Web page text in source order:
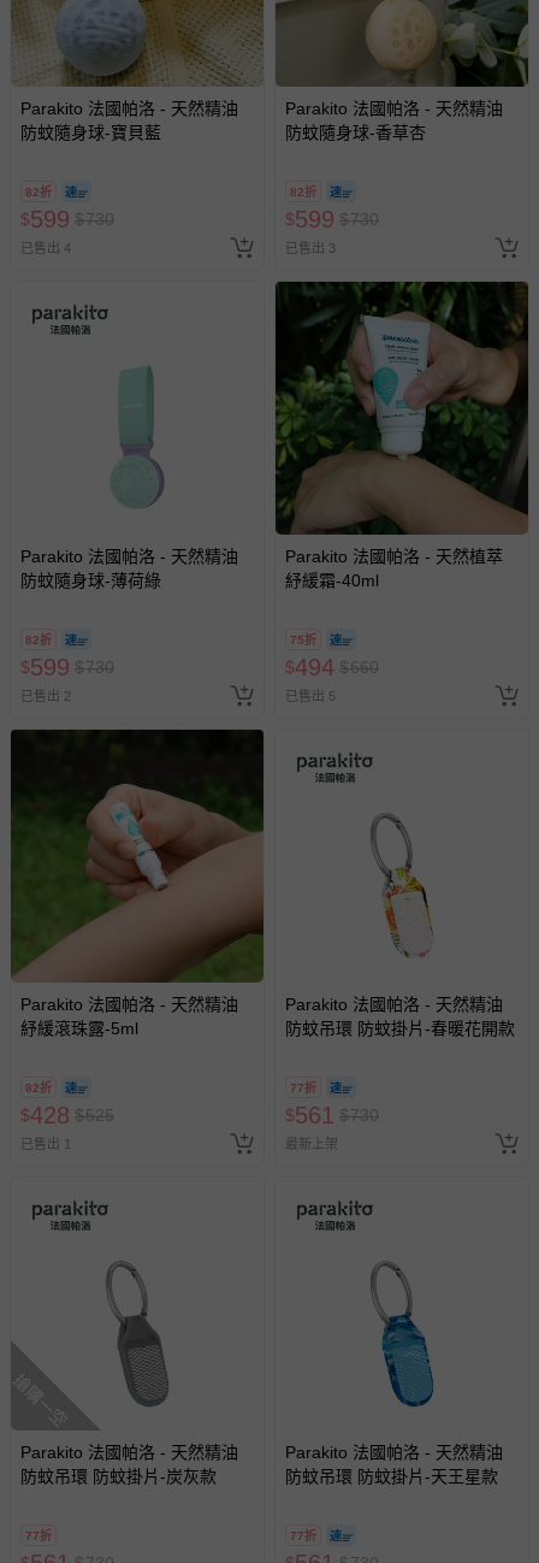
Parakito 法國帕洛 - 天然精油
防蚊隨身球-寶貝藍
82折
$599 $730
已售出 4
Parakito 法國帕洛 - 天然精油
防蚊隨身球-香草杏
82折
$599 $730
已售出 3
Parakito 法國帕洛 - 天然精油
防蚊隨身球-薄荷綠
82折
$599 $730
已售出 2
Parakito 法國帕洛 - 天然植萃
紓緩霜-40ml
75折
$494 $660
已售出 5
Parakito 法國帕洛 - 天然精油
紓緩滾珠露-5ml
82折
$428 $525
已售出 1
Parakito 法國帕洛 - 天然精油
防蚊吊環 防蚊掛片-春暖花開款
77折
$561 $730
最新上架
搶購一空
Parakito 法國帕洛 - 天然精油
防蚊吊環 防蚊掛片-炭灰款
77折
Parakito 法國帕洛 - 天然精油
防蚊吊環 防蚊掛片-天王星款
77折